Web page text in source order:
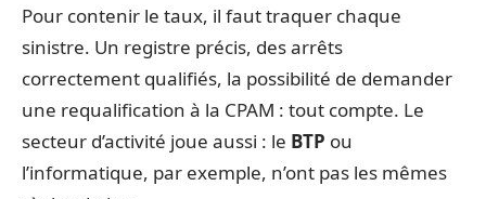
Pour contenir le taux, il faut traquer chaque
sinistre. Un registre précis, des arrêts
correctement qualifiés, la possibilité de demander
une requalification à la CPAM : tout compte. Le
secteur d’activité joue aussi : le BTP ou
l’informatique, par exemple, n’ont pas les mêmes